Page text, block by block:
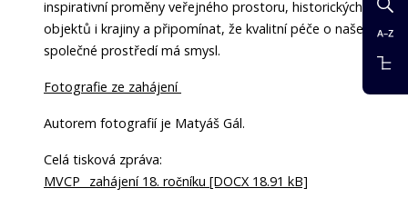
inspirativní proměny veřejného prostoru, historických
objektů i krajiny a připomínat, že kvalitní péče o naše
společné prostředí má smysl.
Fotografie ze zahájení
Autorem fotografií je Matyáš Gál.
Celá tisková zpráva:
MVCP_ zahájení 18. ročníku [DOCX 18.91 kB]